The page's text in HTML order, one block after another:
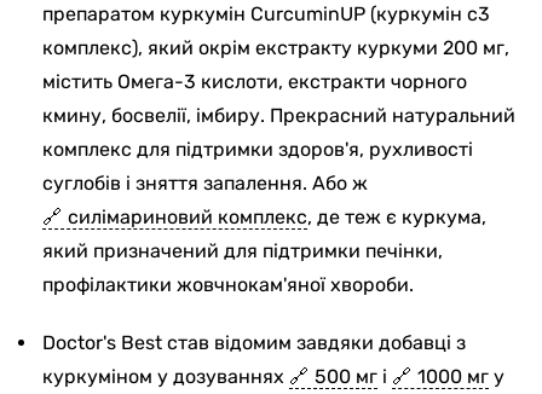
препаратом куркумін CurcuminUP (куркумін с3
комплекс), який окрім екстракту куркуми 200 мг,
містить Омега-3 кислоти, екстракти чорного
кмину, босвелії, імбиру. Прекрасний натуральний
комплекс для підтримки здоров'я, рухливості
суглобів і зняття запалення. Або ж
силімариновий комплекс, де теж є куркума,
який призначений для підтримки печінки,
профілактики жовчнокам'яної хвороби.
Doctor's Best став відомим завдяки добавці з
куркуміном у дозуваннях
500 мг і 1000 мг у